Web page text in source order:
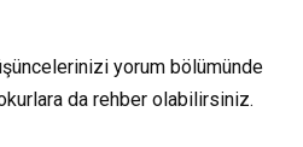
yorum bölümünde
da rehber olabilirsiniz.